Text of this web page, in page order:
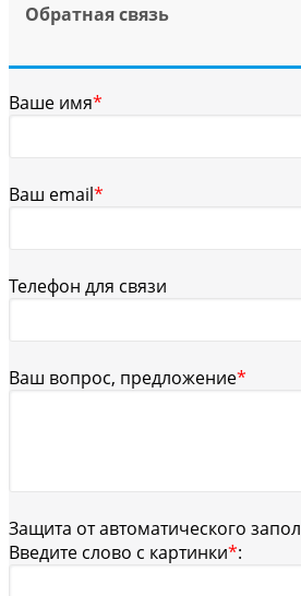
Обратная связь
Ваше имя*
Ваш email*
Телефон для связи
Ваш вопрос, предложение*
Защита от автоматического
Введите слово с картинки*: